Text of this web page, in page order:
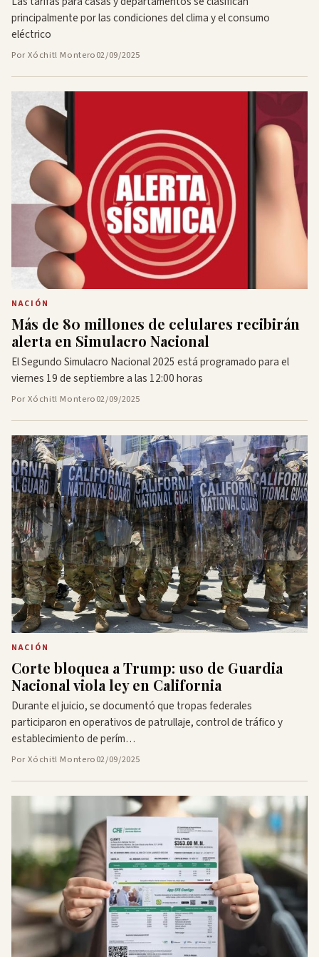
principalmente por las condiciones del clima y el consumo
eléctrico
Por Xóchitl Montero02/09/2025
NACIÓN
Más de 80 millones de celulares recibirán
alerta en Simulacro Nacional
El Segundo Simulacro Nacional 2025 está programado para el
viernes 19 de septiembre a las 12:00 horas
Por Xóchitl Montero02/09/2025
NACIÓN
Corte bloquea a Trump: uso de Guardia
Nacional viola ley en California
Durante el juicio, se documentó que tropas federales
participaron en operativos de patrullaje, control de tráfico y
establecimiento de perím…
Por Xóchitl Montero02/09/2025